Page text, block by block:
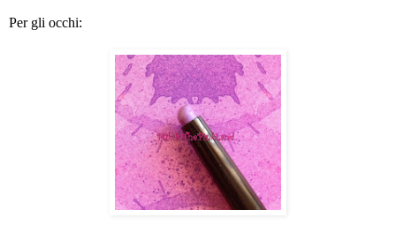
Per gli occhi: